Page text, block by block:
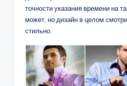
точности указания времени на
может, но дизайн в целом
стильно.